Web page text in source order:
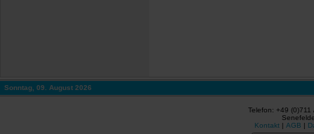
Sonntag, 09. August 2026
Telefon: +49
Kontakt | AGB |